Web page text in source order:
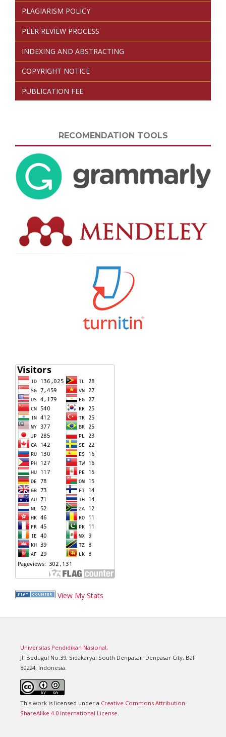
PLAGIARISM POLICY
PEER REVIEW PROCESS
INDEXING AND ABSTRACTING
COPYRIGHT NOTICE
PUBLICATION FEE
RECOMENDATION TOOLS
View My Stats
Universitas Pendidikan Nasional,
Jl. Bedugul No.39, Sidakarya, South Denpasar, Denpasar City, Bali
80224, Indonesia.
This work is licensed under a Creative Commons Attribution-
ShareAlike 4.0 International License